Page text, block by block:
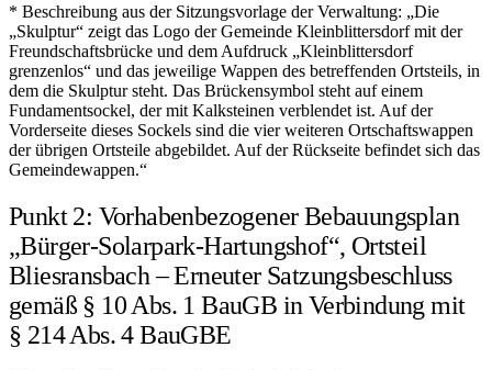
* Beschreibung aus der Sitzungsvorlage der Verwaltung: „Die
„Skulptur“ zeigt das Logo der Gemeinde Kleinblittersdorf mit der
Freundschaftsbrücke und dem Aufdruck „Kleinblittersdorf
grenzenlos“ und das jeweilige Wappen des betreffenden Ortsteils, in
dem die Skulptur steht. Das Brückensymbol steht auf einem
Fundamentsockel, der mit Kalksteinen verblendet ist. Auf der
Vorderseite dieses Sockels sind die vier weiteren Ortschaftswappen
der übrigen Ortsteile abgebildet. Auf der Rückseite befindet sich das
Gemeindewappen.“
Punkt 2: Vorhabenbezogener Bebauungsplan
„Bürger-Solarpark-Hartungshof“, Ortsteil
Bliesransbach – Erneuter Satzungsbeschluss
gemäß § 10 Abs. 1 BauGB in Verbindung mit
§ 214 Abs. 4 BauGBE